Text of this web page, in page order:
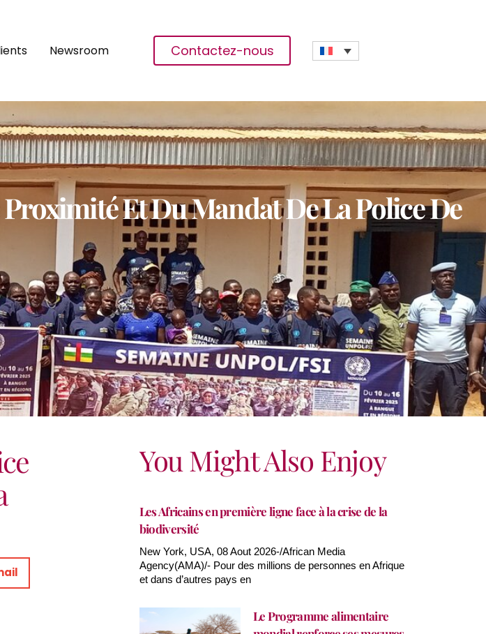
Newsroom Contactez-nous
Et Du Mandat De La Police De
You Might Also Enjoy
Les Africains en première ligne face à la crise de la
biodiversité
New York, USA, 08 Aout 2026-/African Media
Agency(AMA)/- Pour des millions de personnes en Afrique
et dans d’autres pays en
Le Programme alimentaire